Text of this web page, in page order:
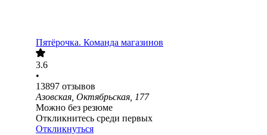
Пятёрочка. Команда магазинов
3.6
•
13897 отзывов
Азовская, Октябрьская, 177
Можно без резюме
Откликнитесь среди первых
Откликнуться